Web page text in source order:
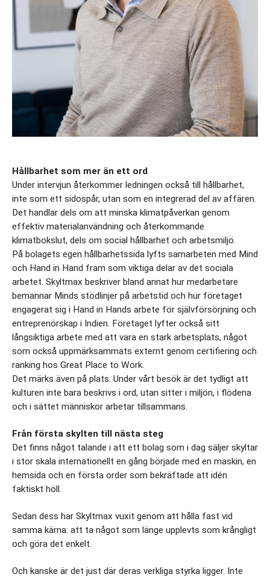
Hållbarhet som mer än ett ord
Under intervjun återkommer ledningen också till hållbarhet,
inte som ett sidospår, utan som en integrerad del av affären.
Det handlar dels om att minska klimatpåverkan genom
effektiv materialanvändning och återkommande
klimatbokslut, dels om social hållbarhet och arbetsmiljö.
På bolagets egen hållbarhetssida lyfts samarbeten med Mind
och Hand in Hand fram som viktiga delar av det sociala
arbetet. Skyltmax beskriver bland annat hur medarbetare
bemannar Minds stödlinjer på arbetstid och hur företaget
engagerat sig i Hand in Hands arbete för självförsörjning och
entreprenörskap i Indien. Företaget lyfter också sitt
långsiktiga arbete med att vara en stark arbetsplats, något
som också uppmärksammats externt genom certifiering och
ranking hos Great Place to Work.
Det märks även på plats. Under vårt besök är det tydligt att
kulturen inte bara beskrivs i ord, utan sitter i miljön, i flödena
och i sättet människor arbetar tillsammans.
Från första skylten till nästa steg
Det finns något talande i att ett bolag som i dag säljer skyltar
i stor skala internationellt en gång började med en maskin, en
hemsida och en första order som bekräftade att idén
faktiskt höll.
Sedan dess har Skyltmax vuxit genom att hålla fast vid
samma kärna: att ta något som länge upplevts som krångligt
och göra det enkelt.
Och kanske är det just där deras verkliga styrka ligger. Inte